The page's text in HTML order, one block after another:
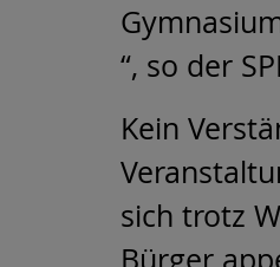
“, so der
Kein
sich trotz